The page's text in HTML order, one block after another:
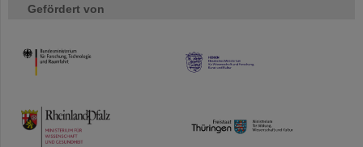
Gefördert von
HMWK
TMWWDG